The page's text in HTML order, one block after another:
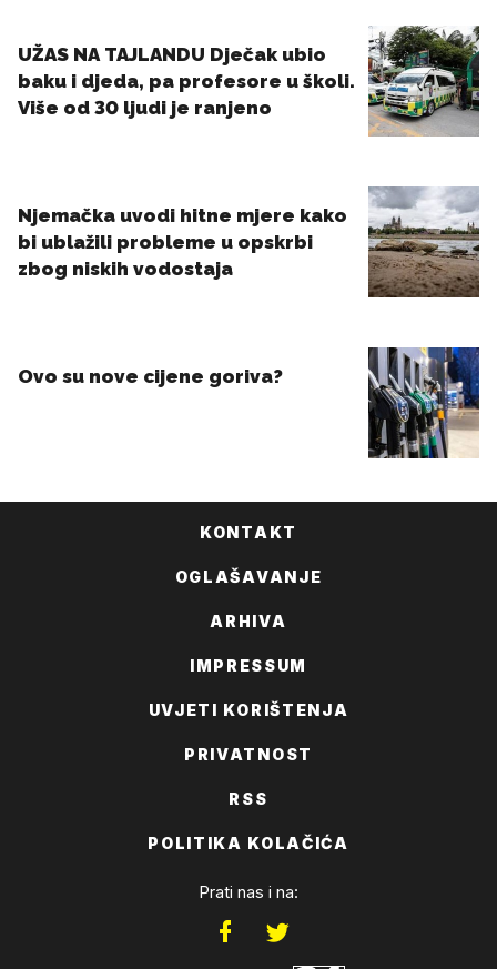
KONTAKT
OGLAŠAVANJE
ARHIVA
IMPRESSUM
UVJETI KORIŠTENJA
PRIVATNOST
RSS
POLITIKA KOLAČIĆA
Prati nas i na: